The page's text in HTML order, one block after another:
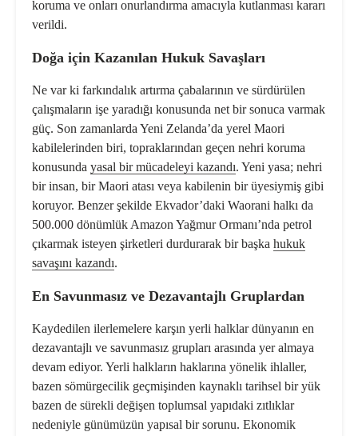
koruma ve onları onurlandırma amacıyla kutlanması kararı
verildi.
Doğa için Kazanılan Hukuk Savaşları
Ne var ki farkındalık artırma çabalarının ve sürdürülen
çalışmaların işe yaradığı konusunda net bir sonuca varmak
güç. Son zamanlarda Yeni Zelanda’da yerel Maori
kabilelerinden biri, topraklarından geçen nehri koruma
konusunda yasal bir mücadeleyi kazandı. Yeni yasa; nehri
bir insan, bir Maori atası veya kabilenin bir üyesiymiş gibi
koruyor. Benzer şekilde Ekvador’daki Waorani halkı da
500.000 dönümlük Amazon Yağmur Ormanı’nda petrol
çıkarmak isteyen şirketleri durdurarak bir başka hukuk
savaşını kazandı.
En Savunmasız ve Dezavantajlı Gruplardan
Kaydedilen ilerlemelere karşın yerli halklar dünyanın en
dezavantajlı ve savunmasız grupları arasında yer almaya
devam ediyor. Yerli halkların haklarına yönelik ihlaller,
bazen sömürgecilik geçmişinden kaynaklı tarihsel bir yük
bazen de sürekli değişen toplumsal yapıdaki zıtlıklar
nedeniyle günümüzün yapısal bir sorunu. Ekonomik